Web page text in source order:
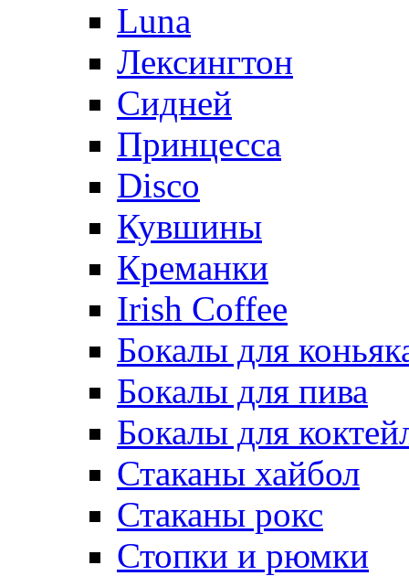
Luna
Лексингтон
Сидней
Принцесса
Disco
Кувшины
Креманки
Irish Coffee
Бокалы для
Бокалы для пива
Бокалы для
Стаканы хайбол
Стаканы рокс
Стопки и рюмки